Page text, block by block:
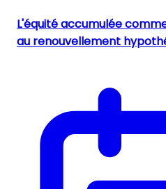
L'équité accumulée
au renouvellement